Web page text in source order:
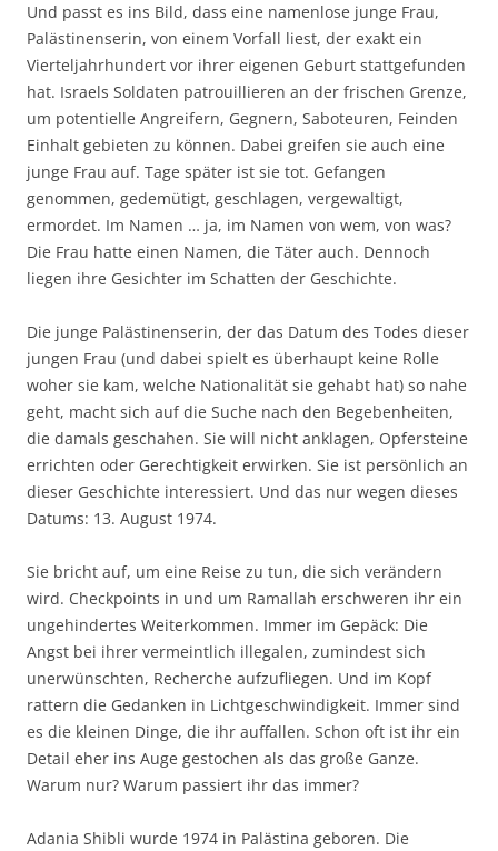
Und passt es ins Bild, dass eine namenlose junge Frau,
Palästinenserin, von einem Vorfall liest, der exakt ein
Vierteljahrhundert vor ihrer eigenen Geburt stattgefunden
hat. Israels Soldaten patrouillieren an der frischen Grenze,
um potentielle Angreifern, Gegnern, Saboteuren, Feinden
Einhalt gebieten zu können. Dabei greifen sie auch eine
junge Frau auf. Tage später ist sie tot. Gefangen
genommen, gedemütigt, geschlagen, vergewaltigt,
ermordet. Im Namen … ja, im Namen von wem, von was?
Die Frau hatte einen Namen, die Täter auch. Dennoch
liegen ihre Gesichter im Schatten der Geschichte.
Die junge Palästinenserin, der das Datum des Todes dieser
jungen Frau (und dabei spielt es überhaupt keine Rolle
woher sie kam, welche Nationalität sie gehabt hat) so nahe
geht, macht sich auf die Suche nach den Begebenheiten,
die damals geschahen. Sie will nicht anklagen, Opfersteine
errichten oder Gerechtigkeit erwirken. Sie ist persönlich an
dieser Geschichte interessiert. Und das nur wegen dieses
Datums: 13. August 1974.
Sie bricht auf, um eine Reise zu tun, die sich verändern
wird. Checkpoints in und um Ramallah erschweren ihr ein
ungehindertes Weiterkommen. Immer im Gepäck: Die
Angst bei ihrer vermeintlich illegalen, zumindest sich
unerwünschten, Recherche aufzufliegen. Und im Kopf
rattern die Gedanken in Lichtgeschwindigkeit. Immer sind
es die kleinen Dinge, die ihr auffallen. Schon oft ist ihr ein
Detail eher ins Auge gestochen als das große Ganze.
Warum nur? Warum passiert ihr das immer?
Adania Shibli wurde 1974 in Palästina geboren. Die